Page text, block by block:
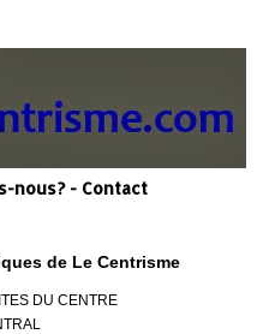
nous? - Contact
de Le Centrisme
DU CENTRE